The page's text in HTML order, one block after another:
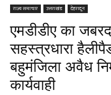
राज्य समाचार उत्तराखंड देहरादून
एमडीडीए का
सहस्त्रधारा
बहुमंजिला अवैध
कार्यवाही